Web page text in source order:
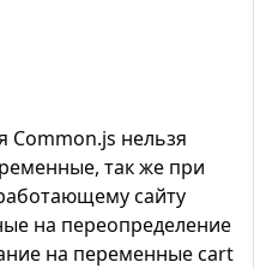
Common.js нельзя
так же при
сайту
на переопределение
на переменные cart